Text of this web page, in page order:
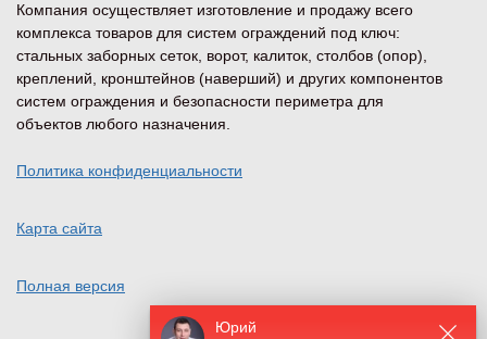
Юрий
Компания осуществляет изготовление и продажу всего
комплекса товаров для систем ограждений под ключ:
стальных заборных сеток, ворот, калиток, столбов (опор),
креплений, кронштейнов (наверший) и других компонентов
систем ограждения и безопасности периметра для
объектов любого назначения.
Политика конфиденциальности
Карта сайта
Полная версия